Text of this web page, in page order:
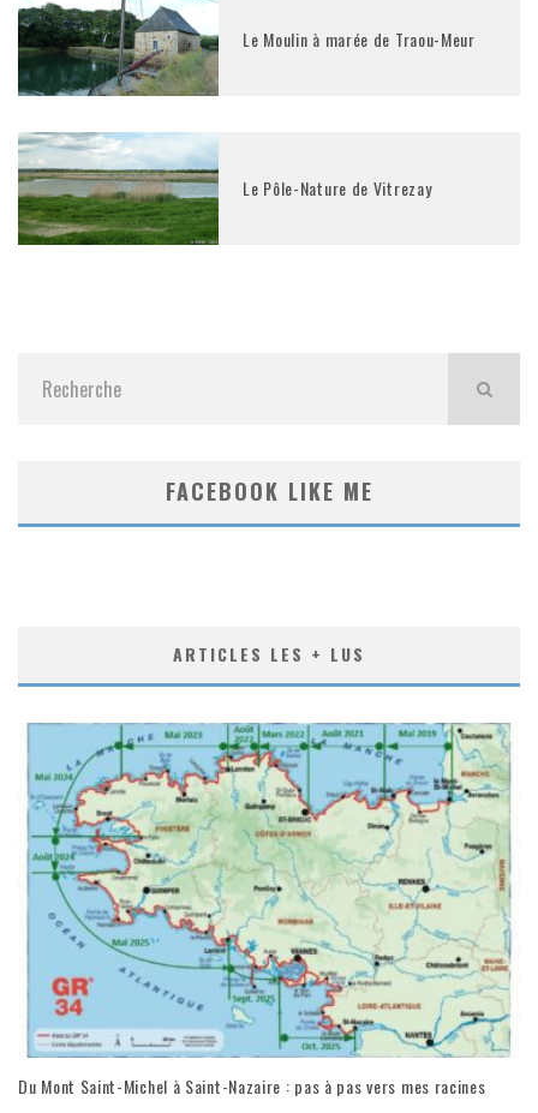
Le Moulin à marée de Traou-Meur
Le Pôle-Nature de Vitrezay
FACEBOOK LIKE ME
ARTICLES LES + LUS
Du Mont Saint-Michel à Saint-Nazaire : pas à pas vers mes racines